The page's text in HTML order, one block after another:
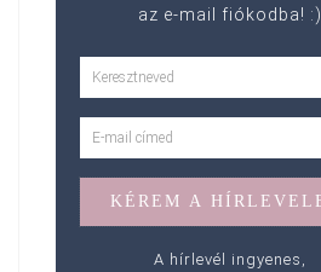
az e-mail fiókodba! :)
A hírlevél ingyenes,